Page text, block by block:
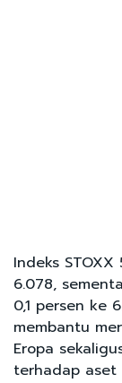
Indeks
6.078,
0,1 persen ke
membantu
Eropa
terhadap aset